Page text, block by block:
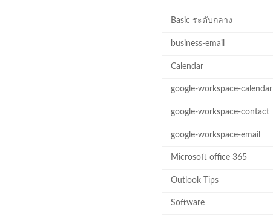
Basic ระดับกลาง
business-email
Calendar
google-workspace-calendar
google-workspace-contact
google-workspace-email
Microsoft office 365
Outlook Tips
Software